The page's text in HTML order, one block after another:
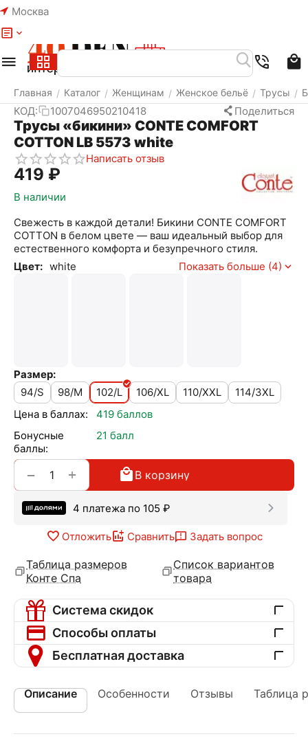
Москва
Главная / Каталог / Женщинам / Женское бельё / Трусы /
КОД: 1007046950210418 Поделиться
Трусы «бикини» CONTE COMFORT
COTTON LB 5573 white
Написать отзыв
‍419‍ ₽
В наличии
Свежесть в каждой детали! Бикини CONTE COMFORT
COTTON в белом цвете — ваш идеальный выбор для
естественного комфорта и безупречного стиля.
Цвет: white Показать больше (4)
Размер:
94/S
98/M 102/L 106/XL 110/XXL
114/3XL
Цена в баллах:
419 баллов
Бонусные
баллы:
21 балл
+
− В корзину
4 платежа по 105 ₽
Отложить Сравнить Задать вопрос
Таблица размеров
Конте Спа
Список вариантов
товара
Система скидок
Способы оплаты
Бесплатная доставка
Описание Особенности Отзывы Таблица
Меню